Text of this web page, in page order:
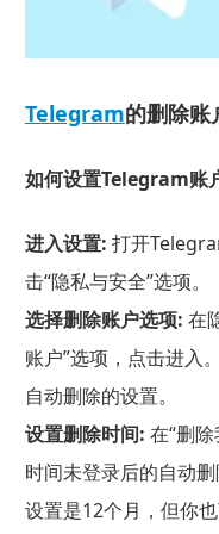
Telegram的删除账
如何设置Telegram账
进入设置: 打开
击“隐私与安全”选项。
选择删除账户选项: 在
账户”选项，点击进入
自动删除的设置。
设置删除时间: 在“删
时间未登录后的自动
设置是12个月，但你